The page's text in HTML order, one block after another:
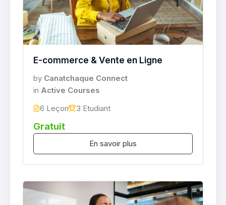
E-commerce & Vente en Ligne
by Canatchaque Connect
in Active Courses
6 Leçon
3 Etudiant
Gratuit
En savoir plus